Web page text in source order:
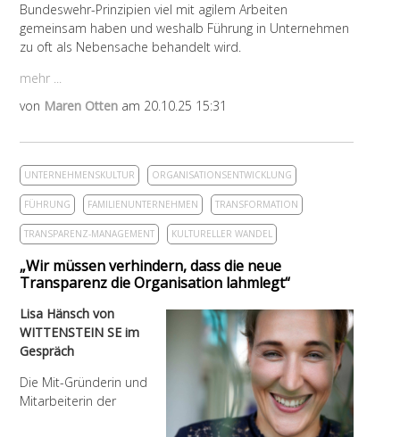
Bundeswehr-Prinzipien viel mit agilem Arbeiten
gemeinsam haben und weshalb Führung in Unternehmen
zu oft als Nebensache behandelt wird.
mehr ...
von Maren Otten am 20.10.25 15:31
UNTERNEHMENSKULTUR ORGANISATIONSENTWICKLUNG
FÜHRUNG FAMILIENUNTERNEHMEN TRANSFORMATION
TRANSPARENZ-MANAGEMENT KULTURELLER WANDEL
„Wir müssen verhindern, dass die neue
Transparenz die Organisation lahmlegt“
Lisa Hänsch von
WITTENSTEIN SE im
Gespräch
Die Mit-Gründerin und
Mitarbeiterin der